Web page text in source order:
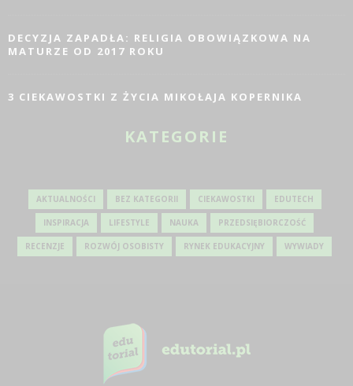
DECYZJA ZAPADŁA: RELIGIA OBOWIĄZKOWA NA
MATURZE OD 2017 ROKU
3 CIEKAWOSTKI Z ŻYCIA MIKOŁAJA KOPERNIKA
KATEGORIE
AKTUALNOŚCI BEZ KATEGORII CIEKAWOSTKI EDUTECH
INSPIRACJA LIFESTYLE NAUKA PRZEDSIĘBIORCZOŚĆ
RECENZJE ROZWÓJ OSOBISTY RYNEK EDUKACYJNY WYWIADY